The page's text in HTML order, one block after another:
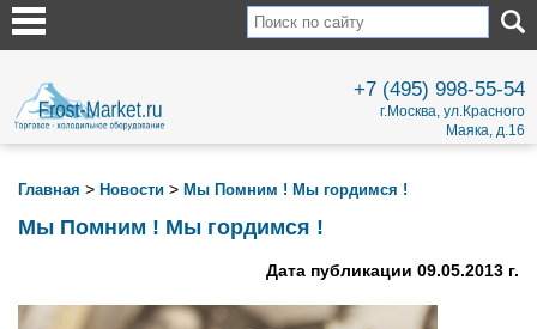
+7 (495) 998-55-54
г.Москва, ул.Красного
Маяка, д.16
Главная > Новости > Мы Помним ! Мы гордимся !
Мы Помним ! Мы гордимся !
Дата публикации 09.05.2013 г.